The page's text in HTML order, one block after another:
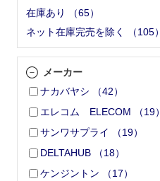
在庫あり
（65）
ネット在庫完売を除く
（105）
メーカー
ナカバヤシ
（42）
エレコム ELECOM
（19）
サンワサプライ
（19）
DELTAHUB
（18）
ケンジントン
（17）